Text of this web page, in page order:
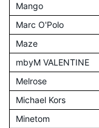
Mango
Marc O'Polo
Maze
mbyM VALENTINE
Melrose
Michael Kors
Minetom